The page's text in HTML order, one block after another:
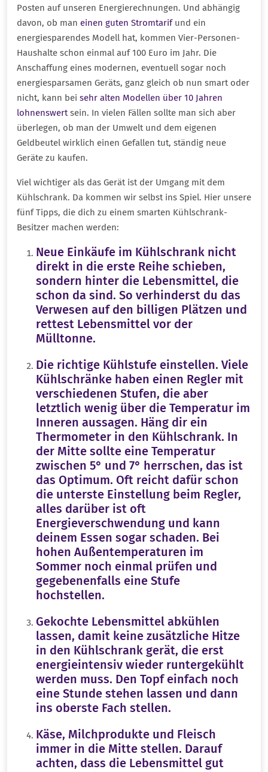
Posten auf unseren Energierechnungen. Und abhängig
davon, ob man einen guten Stromtarifund ein
energiesparendes Modell hat, kommen Vier-Personen-
Haushalte schon einmal auf 100 Euro im Jahr. Die
Anschaffung eines modernen, eventuell sogar noch
energiesparsamen Geräts, ganz gleich ob nun smart oder
nicht, kann bei sehr alten Modellen über 10 Jahren
lohnenswertsein. In vielen Fällen sollte man sich aber
überlegen, ob man der Umwelt und dem eigenen
Geldbeutel wirklich einen Gefallen tut, ständig neue
Geräte zu kaufen.
Viel wichtiger als das Gerät ist der Umgang mit dem
Kühlschrank. Da kommen wir selbst ins Spiel. Hier unsere
fünf Tipps, die dich zu einem smarten Kühlschrank-
Besitzer machen werden:
Neue Einkäufe im Kühlschrank nicht
direkt in die erste Reihe schieben,
sondern hinter die Lebensmittel, die
schon da sind. So verhinderst du das
Verwesen auf den billigen Plätzen und
rettest Lebensmittel vor der
Mülltonne.
Die richtige Kühlstufe einstellen. Viele
Kühlschränke haben einen Regler mit
verschiedenen Stufen, die aber
letztlich wenig über die Temperatur im
Inneren aussagen. Häng dir ein
Thermometer in den Kühlschrank. In
der Mitte sollte eine Temperatur
zwischen 5° und 7° herrschen, das ist
das Optimum. Oft reicht dafür schon
die unterste Einstellung beim Regler,
alles darüber ist oft
Energieverschwendung und kann
deinem Essen sogar schaden. Bei
hohen Außentemperaturen im
Sommer noch einmal prüfen und
gegebenenfalls eine Stufe
hochstellen.
Gekochte Lebensmittel abkühlen
lassen, damit keine zusätzliche Hitze
in den Kühlschrank gerät, die erst
energieintensiv wieder runtergekühlt
werden muss. Den Topf einfach noch
eine Stunde stehen lassen und dann
ins oberste Fach stellen.
Käse, Milchprodukte und Fleisch
immer in die Mitte stellen. Darauf
achten, dass die Lebensmittel gut